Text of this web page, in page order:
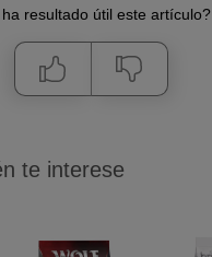
ha resultado útil este artículo?
te interese